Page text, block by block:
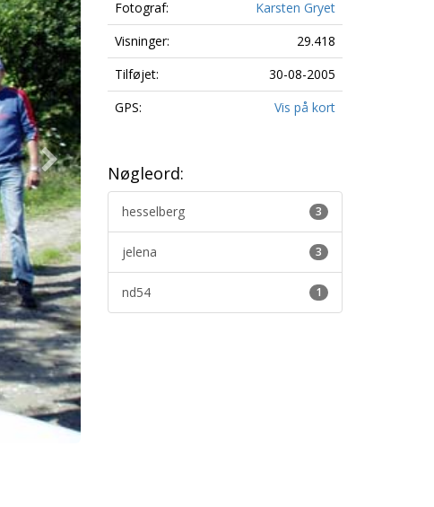
Fotograf:
Karsten Gryet
Visninger:
29.418
Tilføjet:
30-08-2005
GPS:
Vis på kort
Nøgleord:
3
hesselberg
3
jelena
1
nd54